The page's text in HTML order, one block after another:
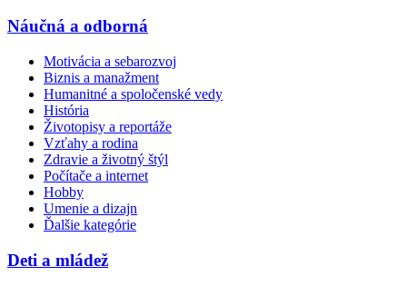
Náučná a odborná
Motivácia a sebarozvoj
Biznis a manažment
Humanitné a spoločenské vedy
História
Životopisy a reportáže
Vzťahy a rodina
Zdravie a životný štýl
Počítače a internet
Hobby
Umenie a dizajn
Ďalšie kategórie
Deti a mládež